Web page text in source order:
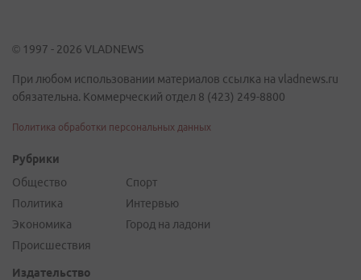
© 1997 - 2026 VLADNEWS
При любом использовании материалов ссылка на vladnews.ru
обязательна. Коммерческий отдел 8 (423) 249-8800
Политика обработки персональных данных
Рубрики
Общество
Политика
Экономика
Происшествия
Спорт
Интервью
Город на ладони
Издательство